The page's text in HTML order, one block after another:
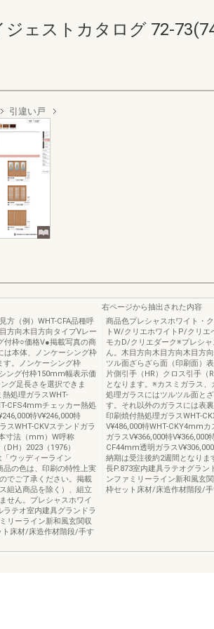
ジェストカタログ 72-
引違い戸
方（例）WHT-CFA品種呼
方向木目方向タイプVレー
付枠○価格V●掲載写真の商
は本体、ノンケーシング枠
す。ノンケーシング枠
ング付枠150mm幅表示価
グ足長さを選択できま
処理ガラスWHT-
CFS4mmチェッカー熱処
特V¥246,000特
スWHT-CKVステンドガラ
寸法（mm）W呼称
DH）2023（1976）
ウッディーライン
品の色は、印刷の特性上実
でご了承ください。掲載
組込商品を除く）、組立
せん。プレシャスホワイ
ラテオ室内建具グランドラ
リーライン新和風玄関収
床材/床造作材階段/手す
右ページから抽出された内容
商品色プレシャスホワイト・
トW/クリエホワイトP/クリ
モカD/クリエダーク※プレシ
ん。木目方向木目方向木目方
ツル面ざらざら面（印刷面）
片側引手（HR）クロス引手（
となります。※カスミガラス
処理ガラスにはツルツル面と
す。それ以外のガラスには表
印刷焼付熱処理ガラスWHT-
V¥486,000特WHT-CKY4mm
ガラスV¥366,000特V¥366,000
CF44mm透明ガラス
納期は受注後約2週間となりま
長P.873室内建具ラテオグラン
ンファミリーライン新和風玄
枠セット床材/床造作材階段/